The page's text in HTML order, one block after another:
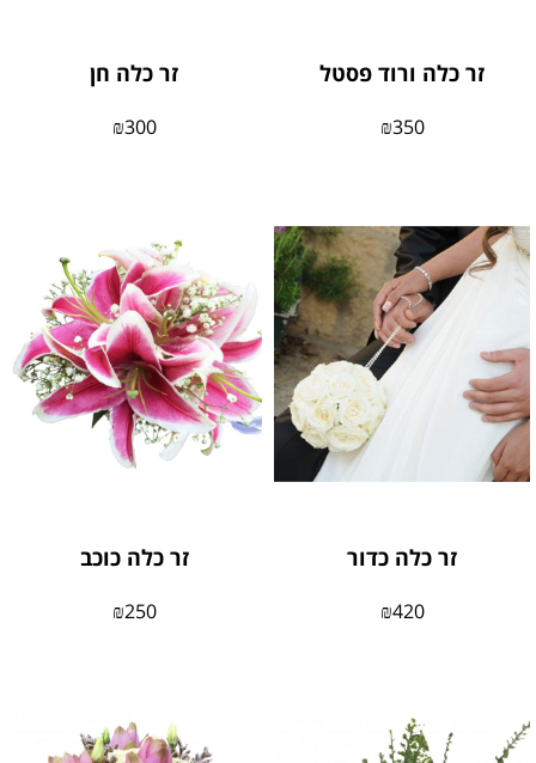
זר כלה ורוד פסטל
₪350
זר כלה חן
₪300
זר כלה כדור
₪420
זר כלה כוכב
₪250